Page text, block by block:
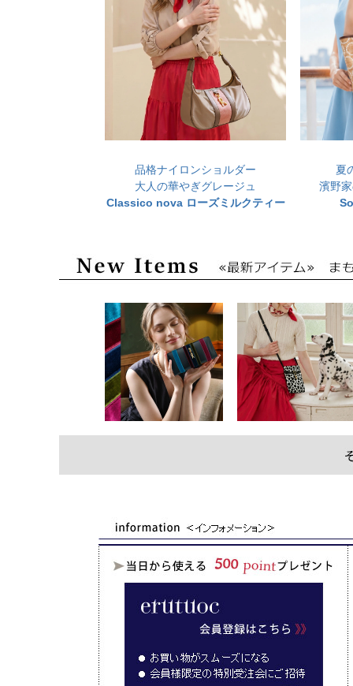
品格ナイロンショルダー
大人の華やぎグレージュ
Classico nova ローズミルクティー
夏
濱野